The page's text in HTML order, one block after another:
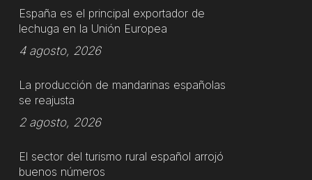
España es el principal exportador de
lechuga en la Unión Europea
4 agosto, 2026
La producción de mandarinas españolas
se reajusta
2 agosto, 2026
El sector del turismo rural español arrojó
buenos números